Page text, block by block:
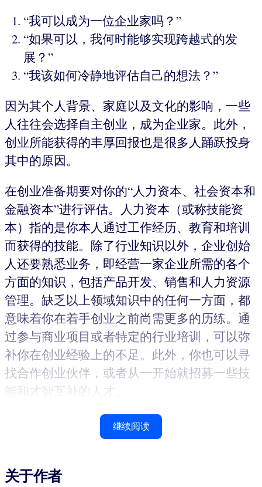
“我可以成为一位企业家吗？”
“如果可以，我何时能够实现跨越式的发
展？”
“我该如何冷静地评估自己的想法？”
因为其个人背景、家庭以及文化的影响，一些
人往往会选择自主创业，成为企业家。此外，
创业所能获得的丰厚回报也是很多人踊跃投身
其中的原因。
在创业准备期要对你的“人力资本、社会资本和
金融资本”进行评估。人力资本（或称技能资
本）指的是你本人通过工作经历、教育和培训
而获得的技能。除了行业知识以外，企业创始
人还要熟悉业务，即经营一家企业所需的各个
方面的知识，包括产品开发、销售和人力资源
管理。缺乏以上领域知识中的任何一方面，都
意味着你在着手创业之前尚需更多的历练。通
过参与商业项目或者特定的行业培训，可以弥
补你在创业经验上的不足。此外，你也可以寻
找合作创业伙伴，或者从一开始就招募一些技
能和才智互补的人才。
继续阅读
关于作者